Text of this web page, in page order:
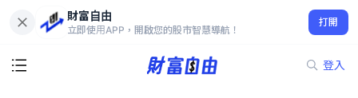
財富自由
立即使用APP，開啟您的股市智慧導航！
打開
登入
347.00
-4.8%